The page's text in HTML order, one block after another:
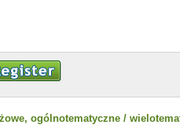
ogólnotematyczne /